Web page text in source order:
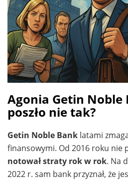
Agonia Getin Noble
poszło nie tak?
Getin Noble Bank latami
finansowymi. Od 2016 roku nie
notował straty rok w rok. Na
2022 r. sam bank przyznał, że